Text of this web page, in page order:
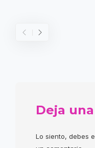
Deja
Lo siento, debes